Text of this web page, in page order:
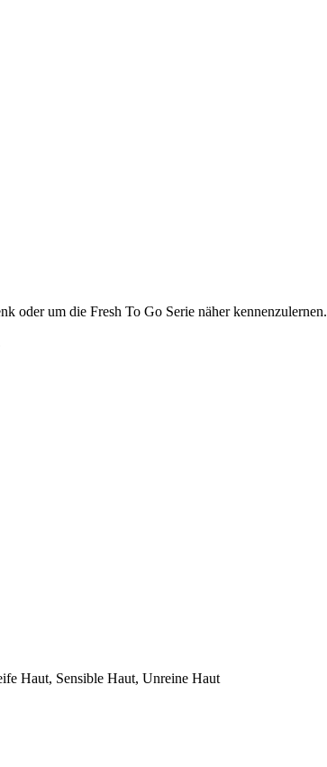
oder um die Fresh To Go Serie näher kennenzulernen.
Haut, Sensible Haut, Unreine Haut